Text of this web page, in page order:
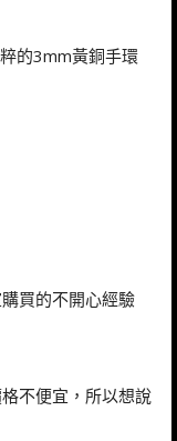
買的不開心經驗
不便宜，所以想說